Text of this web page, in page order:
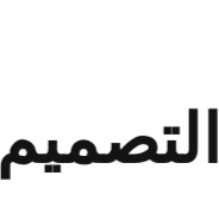
التصميم